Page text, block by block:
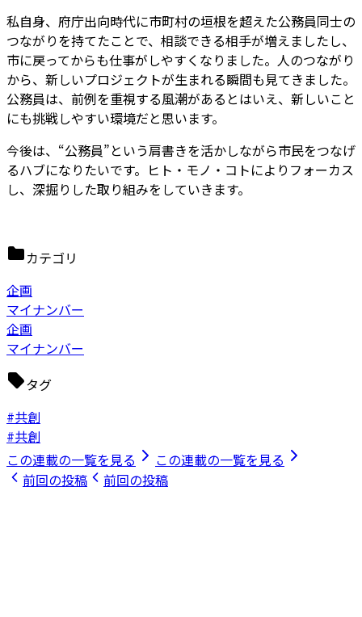
私自身、府庁出向時代に市町村の垣根を超えた公務員同士の
つながりを持てたことで、相談できる相手が増えましたし、
市に戻ってからも仕事がしやすくなりました。人のつながり
から、新しいプロジェクトが生まれる瞬間も見てきました。
公務員は、前例を重視する風潮があるとはいえ、新しいこと
にも挑戦しやすい環境だと思います。
今後は、“公務員”という肩書きを活かしながら市民をつなげ
るハブになりたいです。ヒト・モノ・コトによりフォーカス
し、深掘りした取り組みをしていきます。
カテゴリ
企画
マイナンバー
企画
マイナンバー
タグ
#共創
#共創
この連載の一覧を見る
この連載の一覧を見る
前回の投稿
前回の投稿